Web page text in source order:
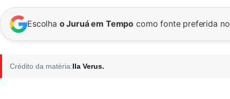
Escolha o Juruá em Tempo como fonte preferida
Crédito da matéria:Ila Verus.